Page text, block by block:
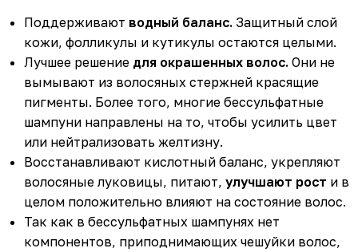
Поддерживают водный баланс. Защитный слой
кожи, фолликулы и кутикулы остаются целыми.
Лучшее решение для окрашенных волос. Они не
вымывают из волосяных стержней красящие
пигменты. Более того, многие бессульфатные
шампуни направлены на то, чтобы усилить цвет
или нейтрализовать желтизну.
Восстанавливают кислотный баланс, укрепляют
волосяные луковицы, питают, улучшают рост и в
целом положительно влияют на состояние волос.
Так как в бессульфатных шампунях нет
компонентов, приподнимающих чешуйки волос,